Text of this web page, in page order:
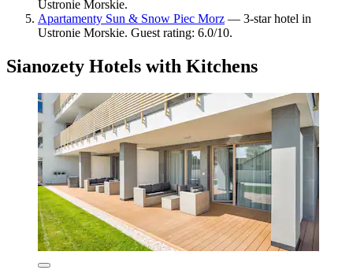
Ustronie Morskie.
Apartamenty Sun & Snow Piec Morz — 3-star hotel in
Ustronie Morskie. Guest rating: 6.0/10.
Sianozety Hotels with Kitchens